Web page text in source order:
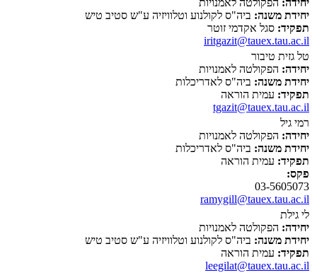
יחידה: הפקולטה לאמנויות
יחידת משנה: ביה"ס לקולנוע וטלוויזיה ע"ש סטיב טיש
תפקיד: סגל אקדמי זוטר
iritgazit@tauex.tau.ac.il
טל גזית טיבור
יחידה: הפקולטה לאמנויות
יחידת משנה: ביה"ס לאדריכלות
תפקיד: עמית הוראה
tgazit@tauex.tau.ac.il
רמי גיל
יחידה: הפקולטה לאמנויות
יחידת משנה: ביה"ס לאדריכלות
תפקיד: עמית הוראה
פקס:
03-5605073
ramygill@tauex.tau.ac.il
לי גילת
יחידה: הפקולטה לאמנויות
יחידת משנה: ביה"ס לקולנוע וטלוויזיה ע"ש סטיב טיש
תפקיד: עמית הוראה
leegilat@tauex.tau.ac.il